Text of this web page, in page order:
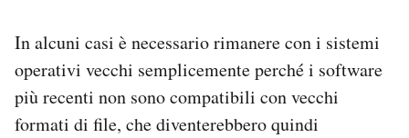
In alcuni casi è necessario rimanere con i sistemi
operativi vecchi semplicemente perché i software
più recenti non sono compatibili con vecchi
formati di file, che diventerebbero quindi